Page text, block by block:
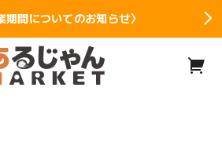
期間についてのお知らせ〉